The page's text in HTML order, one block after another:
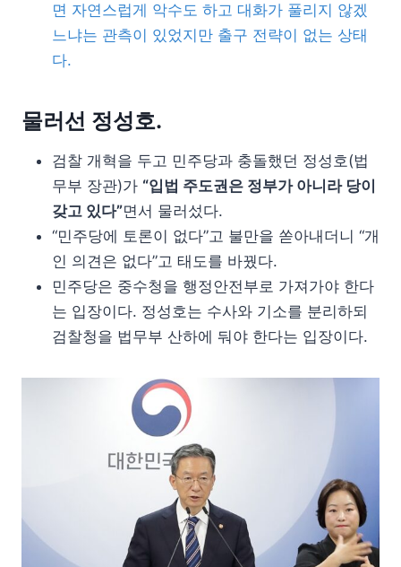
면 자연스럽게 악수도 하고 대화가 풀리지 않겠
느냐는 관측이 있었지만 출구 전략이 없는 상태
다.
물러선 정성호.
검찰 개혁을 두고 민주당과 충돌했던 정성호(법
무부 장관)가 “입법 주도권은 정부가 아니라 당이
갖고 있다”면서 물러섰다.
“민주당에 토론이 없다”고 불만을 쏟아내더니 “개
인 의견은 없다”고 태도를 바꿨다.
민주당은 중수청을 행정안전부로 가져가야 한다
는 입장이다. 정성호는 수사와 기소를 분리하되
검찰청을 법무부 산하에 둬야 한다는 입장이다.